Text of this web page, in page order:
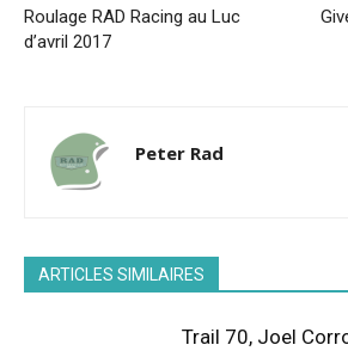
Roulage RAD Racing au Luc
d’avril 2017
Peter Rad
ARTICLES SIMILAIRES
Trail 70, Joel